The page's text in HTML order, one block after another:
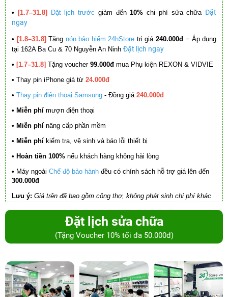
• [1.7–31.8] Đặt lịch trước giảm đến10% chi phí sửa chữa Đặt
ngay
• [1.8–31.8] Tặng nón bảo hiểm 24hStore trị giá 240.000đ – Áp dụng
tại 162A Ba Cu & 70 Nguyễn An Ninh Đặt lịch ngay
• [1.7–31.8] Tặng voucher 99.000đ mua Phụ kiện REXON & VIDVIE
• Thay pin iPhone giá từ 24.000đ
• Thay pin điện thoại Samsung - Đồng giá 240.000đ
• Miễn phí mượn điện thoại
• Miễn phí nâng cấp phần mềm
• Miễn phí kiểm tra, vệ sinh và báo lỗi thiết bị
• Hoàn tiền 100% nếu khách hàng không hài lòng
• Máy ngoài Chế độ bảo hành đều có chính sách hỗ trợ giá lên đến
300.000đ
Lưu ý: Giá trên đã bao gồm công thợ, không phát sinh chi phí khác
Đặt lịch sửa chữa
(Tặng Voucher 10% tối đa 50.000đ)